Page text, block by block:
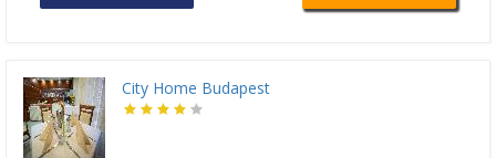
City Home Budapest